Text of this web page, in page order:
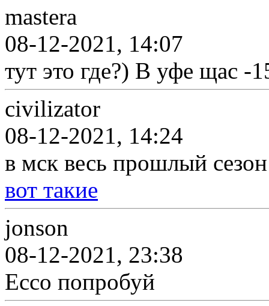
mastera
08-12-2021, 14:07
тут это где?) В уфе щас -
civilizator
08-12-2021, 14:24
в мск весь прошлый
вот такие
jonson
08-12-2021, 23:38
Ecco попробуй